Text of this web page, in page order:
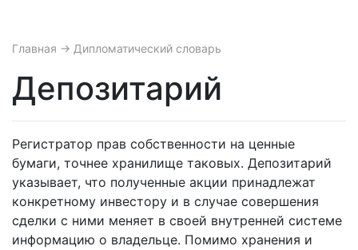
Главная → Дипломатический словарь
Депозитарий
Регистратор прав собственности на ценные
бумаги, точнее хранилище таковых. Депозитарий
указывает, что полученные акции принадлежат
конкретному инвестору и в случае совершения
сделки с ними меняет в своей внутренней системе
информацию о владельце. Помимо хранения и